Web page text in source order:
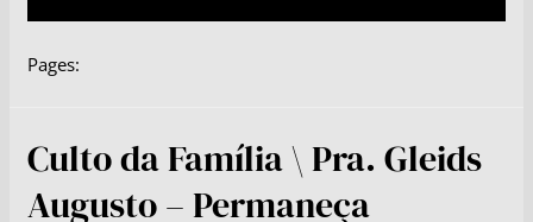
Pages:
Culto da Família \ Pra. Gleids
Augusto – Permaneça